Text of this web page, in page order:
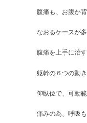
腹痛も、お腹か
なおるケースが多
腹痛を上手に治
躯幹の６つの動
仰臥位で、可動
痛みの為、呼吸